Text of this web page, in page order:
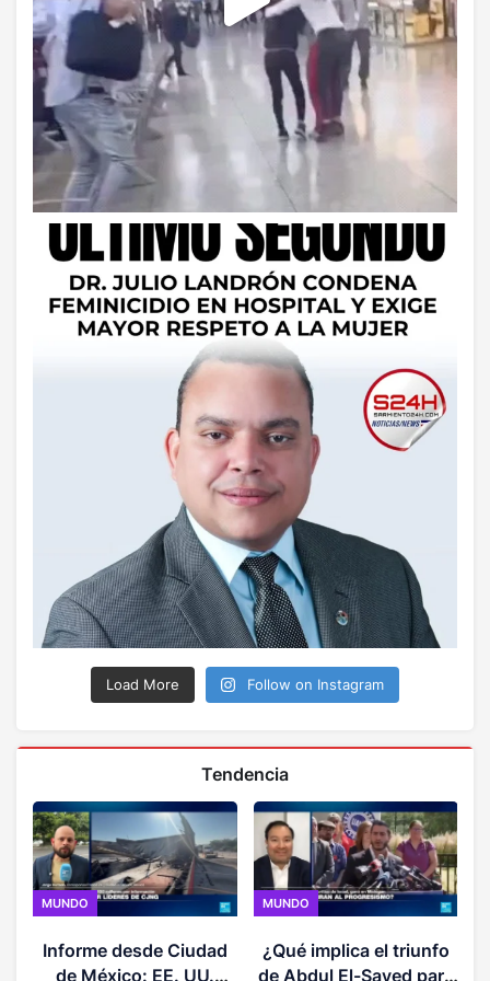
Load More Follow on Instagram
Tendencia
MUNDO
Informe desde Ciudad
de México: EE. UU.
MUNDO
¿Qué implica el triunfo
de Abdul El-Sayed para